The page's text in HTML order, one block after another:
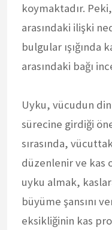
koymaktadır.
arasındaki ilişki
bulgular ışığında
arasındaki bağı
Uyku, vücudun
sürecine girdiği
sırasında,
düzenlenir ve kas
uyku almak,
büyüme şansını
eksikliğinin kas